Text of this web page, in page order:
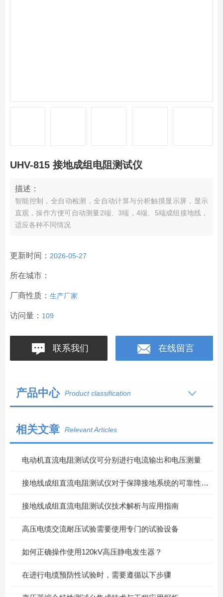
UHV-815 接地成组电阻测试仪
描述：
智能控制，全自动检测，全自动计算与分析触摸显示屏，显示
直观，操作方便可自动测量2端、3端，4端、5端成组接地线，
适应各种不同情况
更新时间： 2026-05-27
所在城市：
厂商性质： 生产厂家
访问量： 109
联系我们 在线留言
产品中心 Product classification
相关文章 Relevant Articles
电动机直流电阻测试仪可分别进行电流输出和电压测量
接地线成组直流电阻测试仪对于保障接地系统的可靠性具有重要意义
接地线成组直流电阻测试仪技术解析与应用指南
高压电缆交流耐压试验需要使用专门的试验设备
如何正确操作使用120kV高压静电发生器？
在进行电缆预防性试验时，需要遵循以下步骤